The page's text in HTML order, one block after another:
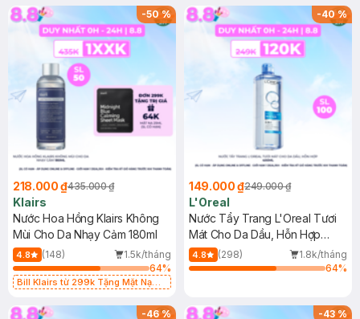
-50%
218.000 ₫435.000 ₫
Klairs
Nước Hoa Hồng Klairs Không
Mùi Cho Da Nhạy Cảm 180ml
4.8 (148)
1.5k/tháng
64%
Bill Klairs từ 299k Tặng Mặt Nạ
25ml (SL Có Hạn)
-40%
149.000 ₫249.000 ₫
L'Oreal
Nước Tẩy Trang L'Oreal Tươi
Mát Cho Da Dầu, Hỗn Hợp
400ml
4.8 (298)
1.8k/tháng
64%
-46% -43%